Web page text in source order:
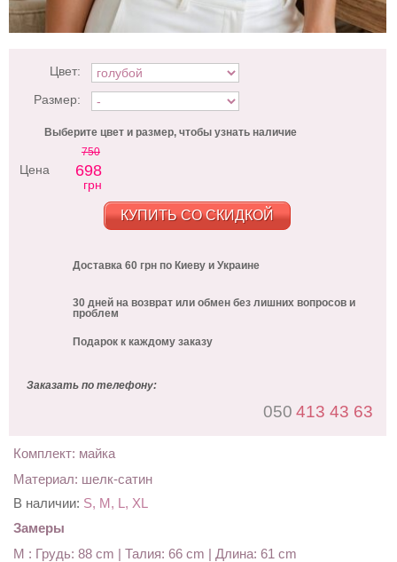
Цвет:
Размер:
Выберите цвет и размер, чтобы узнать наличие
Цена
750
698
грн
КУПИТЬ СО СКИДКОЙ
Доставка 60 грн по Киеву и Украине
30 дней на возврат или обмен без лишних вопросов и
проблем
Подарок к каждому заказу
Заказать по телефону:
050 413 43 63
Комплект: майка
Материал: шелк-сатин
В наличии: S, M, L, XL
Замеры
M : Грудь: 88 cm | Талия: 66 cm | Длина: 61 cm